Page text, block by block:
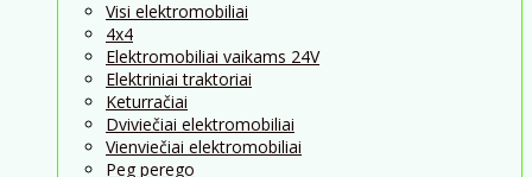
Visi elektromobiliai
4x4
Elektromobiliai vaikams 24V
Elektriniai traktoriai
Keturračiai
Dviviečiai elektromobiliai
Vienviečiai elektromobiliai
Peg perego